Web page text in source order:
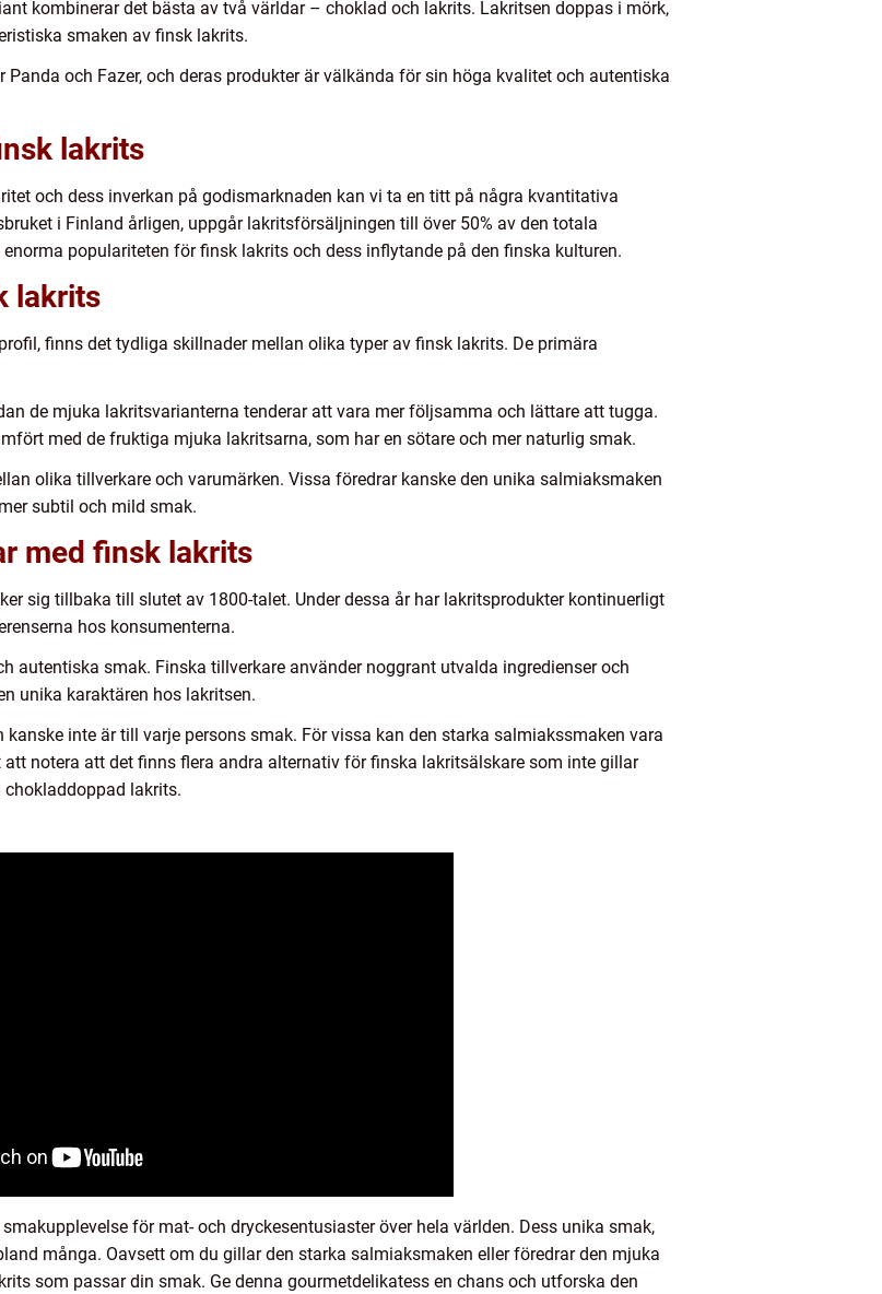
kombinerar det bästa av två världar – choklad och lakrits. Lakritsen doppas i mörk,
smaken av finsk lakrits.
och Fazer, och deras produkter är välkända för sin höga kvalitet och autentiska
lakrits
och dess inverkan på godismarknaden kan vi ta en titt på några kvantitativa
i Finland årligen, uppgår lakritsförsäljningen till över 50% av den totala
populariteten för finsk lakrits och dess inflytande på den finska kulturen.
lakrits
finns det tydliga skillnader mellan olika typer av finsk lakrits. De primära
de mjuka lakritsvarianterna tenderar att vara mer följsamma och lättare att tugga.
med de fruktiga mjuka lakritsarna, som har en sötare och mer naturlig smak.
olika tillverkare och varumärken. Vissa föredrar kanske den unika salmiaksmaken
subtil och mild smak.
med finsk lakrits
sig tillbaka till slutet av 1800-talet. Under dessa år har lakritsprodukter kontinuerligt
hos konsumenterna.
autentiska smak. Finska tillverkare använder noggrant utvalda ingredienser och
unika karaktären hos lakritsen.
inte är till varje persons smak. För vissa kan den starka salmiakssmaken vara
notera att det finns flera andra alternativ för finska lakritsälskare som inte gillar
lakrits.
för mat- och dryckesentusiaster över hela världen. Dess unika smak,
många. Oavsett om du gillar den starka salmiaksmaken eller föredrar den mjuka
som passar din smak. Ge denna gourmetdelikatess en chans och utforska den